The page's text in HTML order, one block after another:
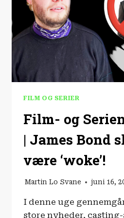
FILM OG SERIER
Film- og
| James Bond
være ‘woke’!
Martin Lo Svane juni 16,
I denne uge
store nyheder,